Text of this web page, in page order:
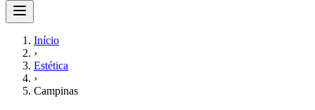
Início
›
Estética
›
Campinas